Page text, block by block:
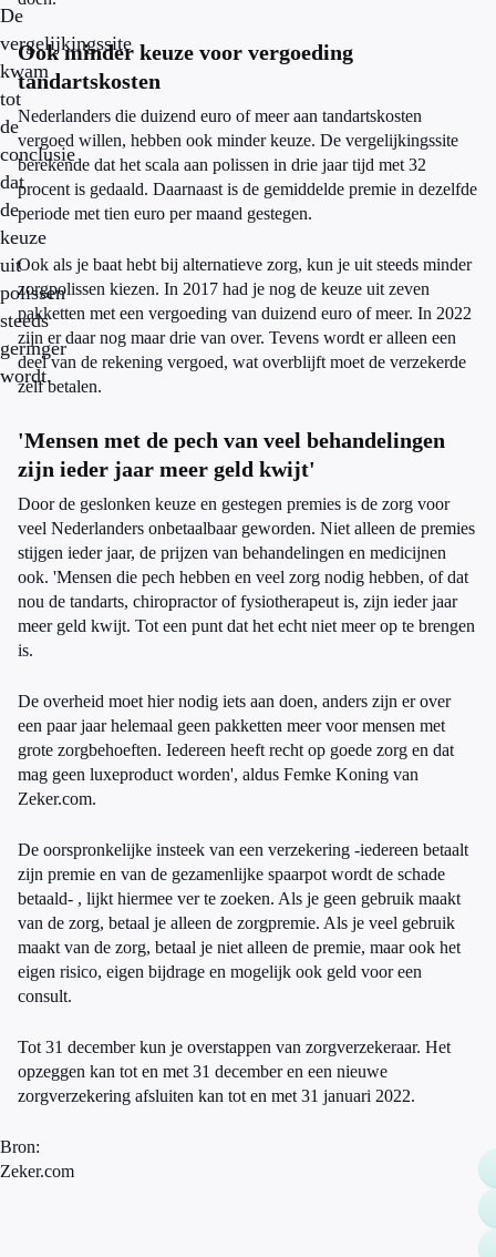
De
vergelijkingssite
kwam
tot
de
conclusie
dat
de
keuze
uit
polissen
steeds
geringer
wordt.
Ook minder keuze voor vergoeding
tandartskosten
Nederlanders die duizend euro of meer aan tandartskosten
vergoed willen, hebben ook minder keuze. De vergelijkingssite
berekende dat het scala aan polissen in drie jaar tijd met 32
procent is gedaald. Daarnaast is de gemiddelde premie in dezelfde
periode met tien euro per maand gestegen.
Ook als je baat hebt bij alternatieve zorg, kun je uit steeds minder
zorgpolissen kiezen. In 2017 had je nog de keuze uit zeven
pakketten met een vergoeding van duizend euro of meer. In 2022
zijn er daar nog maar drie van over. Tevens wordt er alleen een
deel van de rekening vergoed, wat overblijft moet de verzekerde
zelf betalen.
'Mensen met de pech van veel behandelingen
zijn ieder jaar meer geld kwijt'
Door de geslonken keuze en gestegen premies is de zorg voor
veel Nederlanders onbetaalbaar geworden. Niet alleen de premies
stijgen ieder jaar, de prijzen van behandelingen en medicijnen
ook. 'Mensen die pech hebben en veel zorg nodig hebben, of dat
nou de tandarts, chiropractor of fysiotherapeut is, zijn ieder jaar
meer geld kwijt. Tot een punt dat het echt niet meer op te brengen
is.
De overheid moet hier nodig iets aan doen, anders zijn er over
een paar jaar helemaal geen pakketten meer voor mensen met
grote zorgbehoeften. Iedereen heeft recht op goede zorg en dat
mag geen luxeproduct worden', aldus Femke Koning van
Zeker.com.
De oorspronkelijke insteek van een verzekering -iedereen betaalt
zijn premie en van de gezamenlijke spaarpot wordt de schade
betaald- , lijkt hiermee ver te zoeken. Als je geen gebruik maakt
van de zorg, betaal je alleen de zorgpremie. Als je veel gebruik
maakt van de zorg, betaal je niet alleen de premie, maar ook het
eigen risico, eigen bijdrage en mogelijk ook geld voor een
consult.
Tot 31 december kun je overstappen van zorgverzekeraar. Het
opzeggen kan tot en met 31 december en een nieuwe
zorgverzekering afsluiten kan tot en met 31 januari 2022.
Bron:
Zeker.com